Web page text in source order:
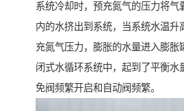
系统冷却时，预充氮气的压力将气
内的水挤出到系统，当系统水温升
充氮气压力，膨胀的水量进入膨胀
闭式水循环系统中，起到了平衡水
免阀频繁开启和自动阀频繁。